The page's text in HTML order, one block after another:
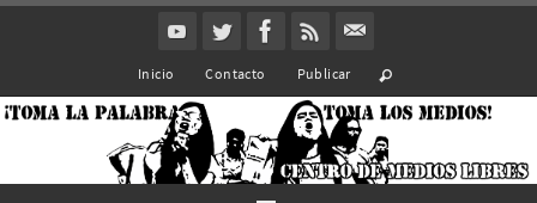
Inicio Contacto Publicar